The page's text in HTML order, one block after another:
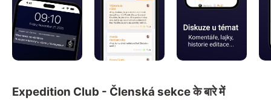
Expedition Club - Členská sekce के बारे में